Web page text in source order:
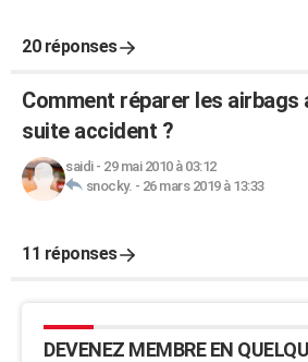
20 réponses
Comment réparer les airbags
suite accident ?
saidi- 29 mai 2010 à 03:12
snocky. - 26 mars 2019 à 13:33
11 réponses
DEVENEZ MEMBRE EN